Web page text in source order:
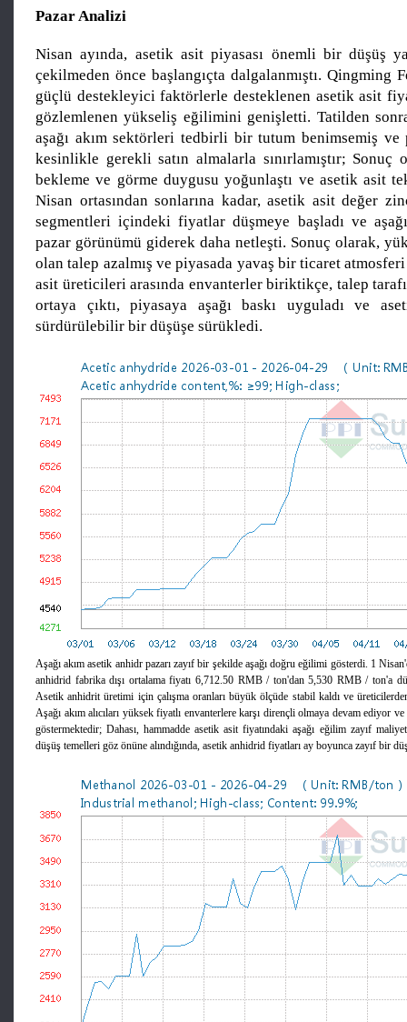
Pazar Analizi
Nisan ayında, asetik asit piyasası önemli bir düşüş
çekilmeden önce başlangıçta dalgalanmıştı. Qingming
güçlü destekleyici faktörlerle desteklenen asetik asit
gözlemlenen yükseliş eğilimini genişletti. Tatilden
aşağı akım sektörleri tedbirli bir tutum benimsemiş ve
kesinlikle gerekli satın almalarla sınırlamıştır; Sonuç
bekleme ve görme duygusu yoğunlaştı ve asetik asit
Nisan ortasından sonlarına kadar, asetik asit değer
segmentleri içindeki fiyatlar düşmeye başladı ve
pazar görünümü giderek daha netleşti. Sonuç olarak,
olan talep azalmış ve piyasada yavaş bir ticaret atmosferi
asit üreticileri arasında envanterler biriktikçe, talep
ortaya çıktı, piyasaya aşağı baskı uyguladı ve
sürdürülebilir bir düşüşe sürükledi.
Aşağı akım asetik anhidr pazarı zayıf bir şekilde aşağı doğru eğilimi gösterdi. 1
anhidrid fabrika dışı ortalama fiyatı 6,712.50 RMB / ton'dan 5,530 RMB / ton'a
Asetik anhidrit üretimi için çalışma oranları büyük ölçüde stabil kaldı ve
Aşağı akım alıcıları yüksek fiyatlı envanterlere karşı dirençli olmaya devam ediyor
göstermektedir; Dahası, hammadde asetik asit fiyatındaki aşağı eğilim zayıf
düşüş temelleri göz önüne alındığında, asetik anhidrid fiyatları ay boyunca zayıf bir